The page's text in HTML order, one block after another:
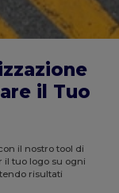
il Tuo
il nostro tool di
il tuo logo su ogni
risultati